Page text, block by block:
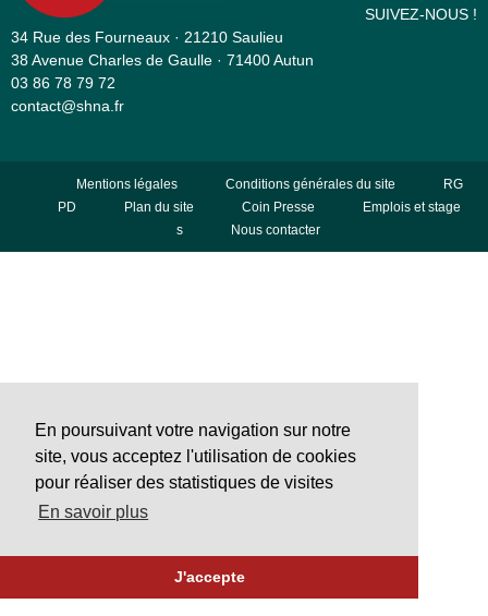
En poursuivant votre navigation sur notre
site, vous acceptez l'utilisation de cookies
pour réaliser des statistiques de visites
En savoir plus
J'accepte
34 Rue des Fourneaux · 21210 Saulieu
38 Avenue Charles de Gaulle · 71400 Autun
03 86 78 79 72
contact@shna.fr
SUIVEZ-NOUS !
Mentions légales Conditions générales du site
RG
PD
Plan du site Coin Presse
Emplois et stage
s
Nous contacter